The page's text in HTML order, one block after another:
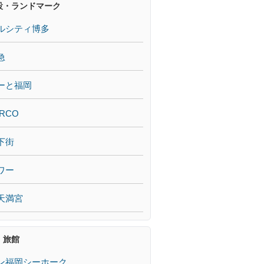
・ランドマーク
シティ博多
と福岡
街
ー
満宮
旅館
福岡シーホーク